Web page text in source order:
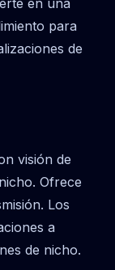
para
de
visión de
Ofrece
Los
a
de nicho.